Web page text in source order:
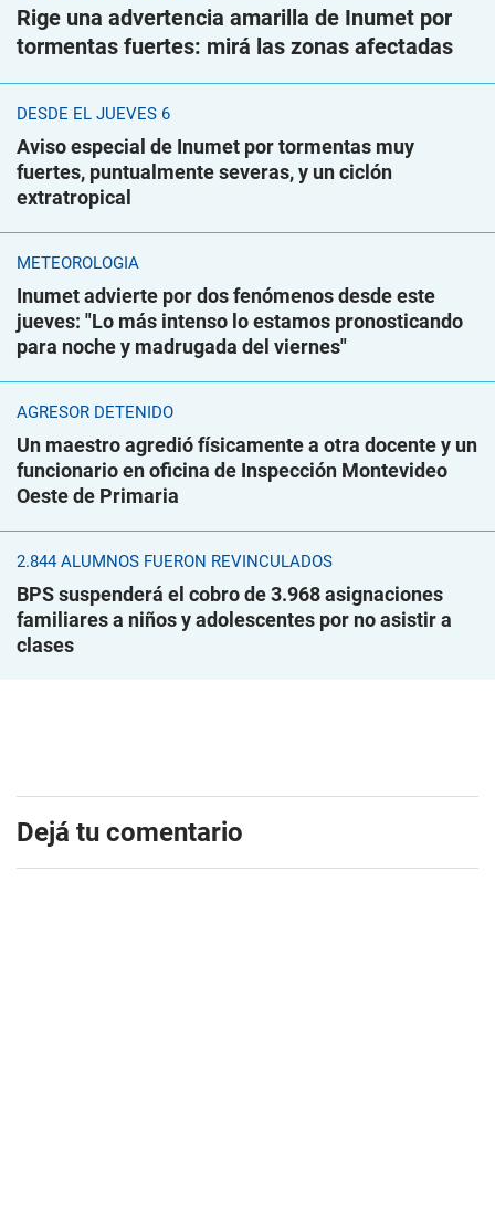
Rige una advertencia amarilla de Inumet por
tormentas fuertes: mirá las zonas afectadas
DESDE EL JUEVES 6
Aviso especial de Inumet por tormentas muy
fuertes, puntualmente severas, y un ciclón
extratropical
METEOROLOGÍA
Inumet advierte por dos fenómenos desde este
jueves: "Lo más intenso lo estamos pronosticando
para noche y madrugada del viernes"
AGRESOR DETENIDO
Un maestro agredió físicamente a otra docente y un
funcionario en oficina de Inspección Montevideo
Oeste de Primaria
2.844 ALUMNOS FUERON REVINCULADOS
BPS suspenderá el cobro de 3.968 asignaciones
familiares a niños y adolescentes por no asistir a
clases
Dejá tu comentario